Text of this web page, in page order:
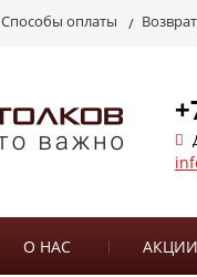
Способы оплаты Возврат
О НАС АКЦИИ